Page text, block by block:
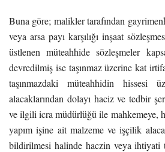
Buna göre; malikler tarafından
veya arsa payı karşılığı inşaat
üstlenen müteahhide sözleşmeler
devredilmiş ise taşınmaz üzerine kat
taşınmazdaki müteahhidin hissesi
alacaklarından dolayı haciz ve tedbir
ve ilgili icra müdürlüğü ile mahkemeye,
yapım işine ait malzeme ve işçilik
bildirilmesi halinde haczin veya ihtiyati